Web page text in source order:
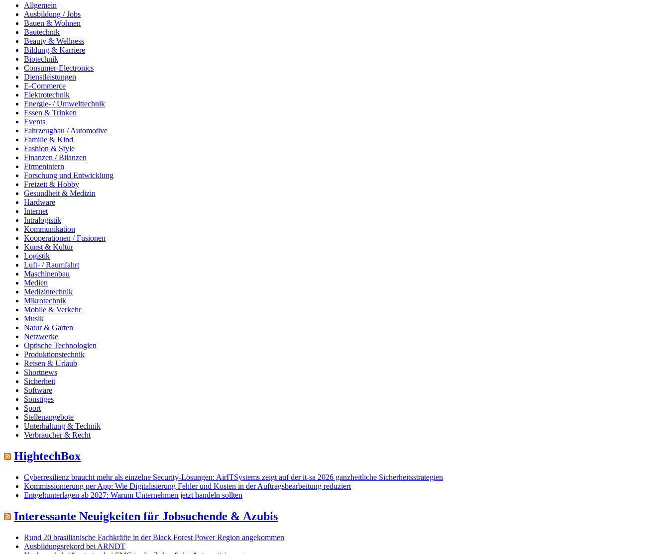
Allgemein
Ausbildung / Jobs
Bauen & Wohnen
Bautechnik
Beauty & Wellness
Bildung & Karriere
Biotechnik
Consumer-Electronics
Dienstleistungen
E-Commerce
Elektrotechnik
Energie- / Umwelttechnik
Essen & Trinken
Events
Fahrzeugbau / Automotive
Familie & Kind
Fashion & Style
Finanzen / Bilanzen
Firmenintern
Forschung und Entwicklung
Freizeit & Hobby
Gesundheit & Medizin
Hardware
Internet
Intralogistik
Kommunikation
Kooperationen / Fusionen
Kunst & Kultur
Logistik
Luft- / Raumfahrt
Maschinenbau
Medien
Medizintechnik
Mikrotechnik
Mobile & Verkehr
Musik
Natur & Garten
Netzwerke
Optische Technologien
Produktionstechnik
Reisen & Urlaub
Shortnews
Sicherheit
Software
Sonstiges
Sport
Stellenangebote
Unterhaltung & Technik
Verbraucher & Recht
HightechBox
Cyberresilienz braucht mehr als einzelne Security-Lösungen: AirITSystems zeigt auf der it-sa 2026 ganzheitliche Sicherheitsstrategien
Kommissionierung per App: Wie Digitalisierung Fehler und Kosten in der Auftragsbearbeitung reduziert
Entgeltunterlagen ab 2027: Warum Unternehmen jetzt handeln sollten
Interessante Neuigkeiten für Jobsuchende & Azubis
Rund 20 brasilianische Fachkräfte in der Black Forest Power Region angekommen
Ausbildungsrekord bei ARNDT